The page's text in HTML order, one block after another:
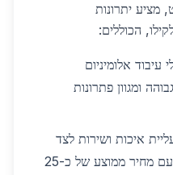
מציע יתרונות
הכוללים:
עיבוד אלומיניום
ומגוון פתרונות
איכות ושירות לצד
שמירה על מחירים תחרותיים, עם מחיר ממוצע של כ-25